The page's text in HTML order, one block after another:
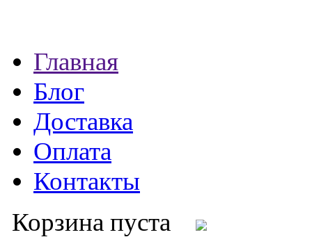
Главная
Блог
Доставка
Оплата
Контакты
Корзина пуста